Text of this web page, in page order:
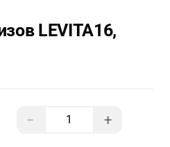
LEVITA16,
− +